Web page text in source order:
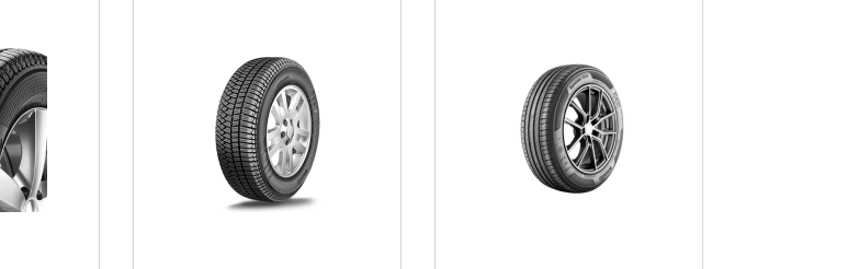
SUV
SUV